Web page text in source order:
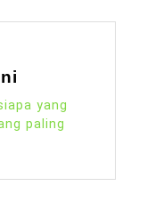
yang
paling